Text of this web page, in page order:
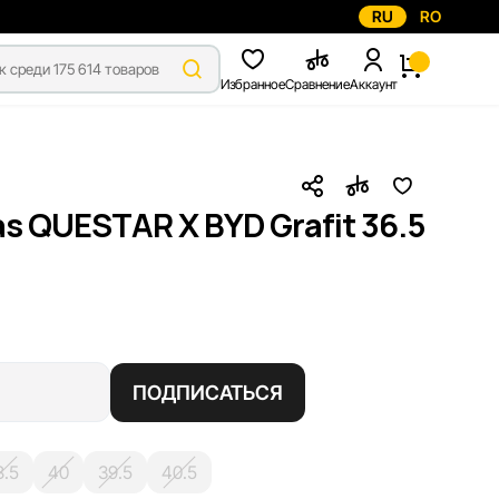
RU RO
ИзбранноеСравнениеАккаунт
QUESTAR X BYD Grafit 36.5
ПОДПИСАТЬСЯ
40 39.5
40.5